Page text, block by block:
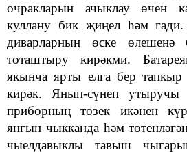
очракларын ачыклау өчен
куллану бик җиңел һәм
диварларның өске өлешенә
тоташтыру кирәкми.
якынча ярты елга бер
кирәк. Янып-сүнеп утыручы
приборның төзек икәнен
янгын чыкканда һәм
чыелдавыклы тавыш